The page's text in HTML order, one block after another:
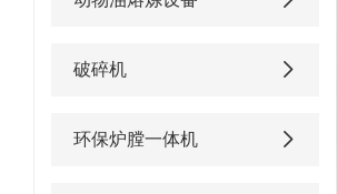
破碎机
环保炉膛一体机